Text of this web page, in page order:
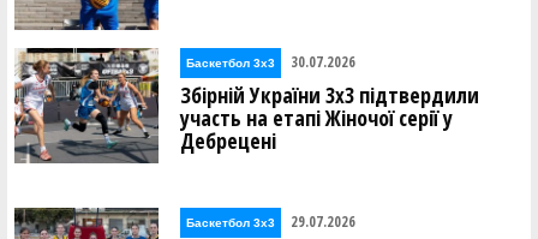
Баскетбол 3х3 30.07.2026
Збірній України 3х3 підтвердили
участь на етапі Жіночої серії у
Дебрецені
Баскетбол 3х3 29.07.2026